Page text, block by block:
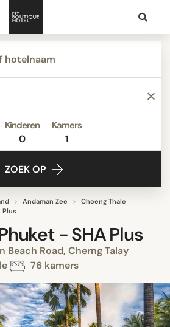
Kinderen
0
Kamers
1
ZOEK OP
Andaman Zee
Choeng Thale
Plus
- SHA Plus
Beach Road, Cherng Talay
76 kamers